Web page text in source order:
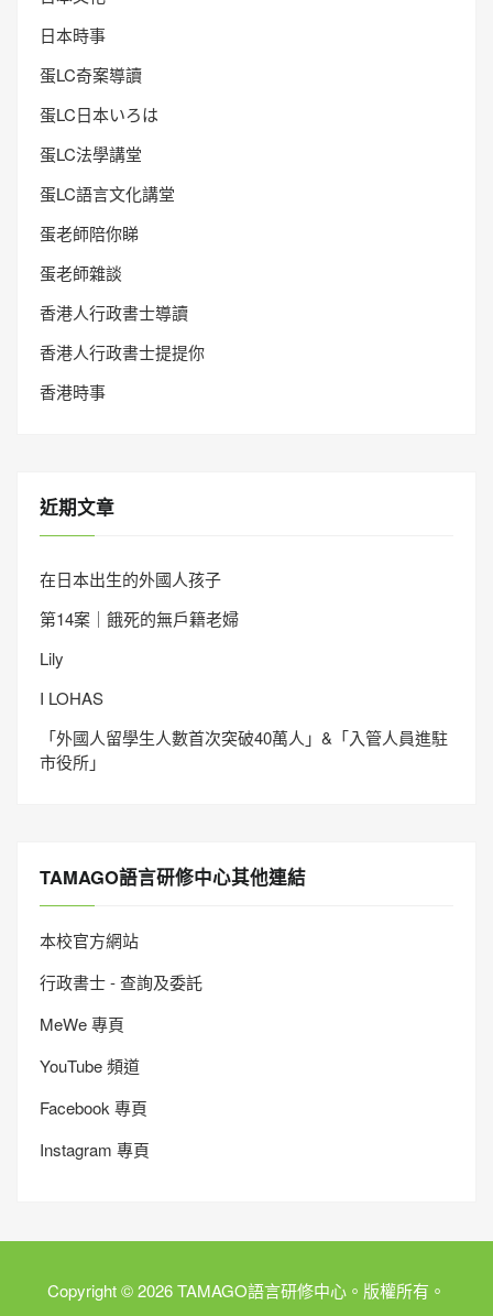
日本時事
蛋LC奇案導讀
蛋LC日本いろは
蛋LC法學講堂
蛋LC語言文化講堂
蛋老師陪你睇
蛋老師雜談
香港人行政書士導讀
香港人行政書士提提你
香港時事
近期文章
在日本出生的外國人孩子
第14案｜餓死的無戶籍老婦
Lily
I LOHAS
「外國人留學生人數首次突破40萬人」&「入管人員進駐
市役所」
TAMAGO語言研修中心其他連結
本校官方網站
行政書士 - 查詢及委託
MeWe 專頁
YouTube 頻道
Facebook 專頁
Instagram 專頁
Copyright © 2026 TAMAGO語言研修中心。版權所有。